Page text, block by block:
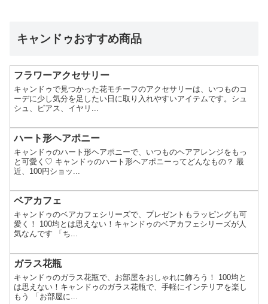
キャンドゥおすすめ商品
フラワーアクセサリー
キャンドゥで見つかった花モチーフのアクセサリーは、いつものコ
ーデに少し気分を足したい日に取り入れやすいアイテムです。シュ
シュ、ピアス、イヤリ...
ハート形ヘアポニー
キャンドゥのハート形ヘアポニーで、いつものヘアアレンジをもっ
と可愛く♡ キャンドゥのハート形ヘアポニーってどんなもの？ 最
近、100円ショッ...
ベアカフェ
キャンドゥのベアカフェシリーズで、プレゼントもラッピングも可
愛く！ 100均とは思えない！キャンドゥのベアカフェシリーズが人
気なんです 「ち...
ガラス花瓶
キャンドゥのガラス花瓶で、お部屋をおしゃれに飾ろう！ 100均と
は思えない！キャンドゥのガラス花瓶で、手軽にインテリアを楽し
もう 「お部屋に...